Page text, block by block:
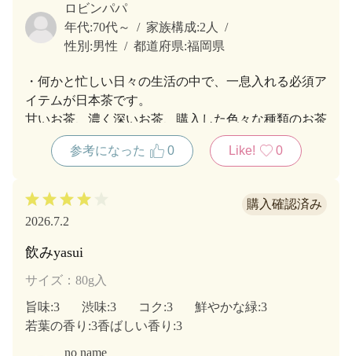
ロビンパパ
年代:70代～ 家族構成:2人
性別:男性 都道府県:福岡県
・何かと忙しい日々の生活の中で、一息入れる必須ア
イテムが日本茶です。
甘いお茶、濃く深いお茶、購入した色々な種類のお茶
を、その日の気分で楽しんでいます。
参考になった
0 Like! 0
2026.7.2
飲みyasui
サイズ：80g入
旨味:3 渋味:3 コク :3 鮮やかな緑:3
若葉の香り :3香ばしい香り :3
no name